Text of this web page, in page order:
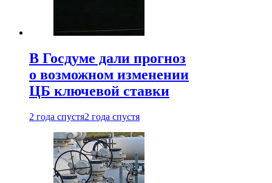
В Госдуме дали прогноз
о возможном изменении
ЦБ ключевой ставки
2 года спустя2 года спустя